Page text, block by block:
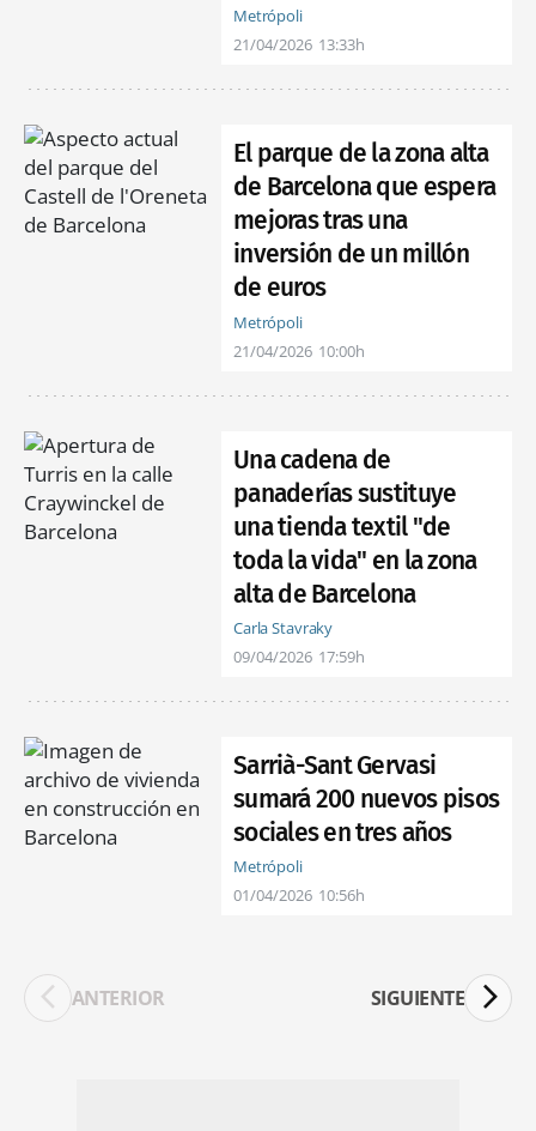
Metrópoli
21/04/2026 13:33h
El parque de la zona alta
de Barcelona que espera
mejoras tras una
inversión de un millón
de euros
Metrópoli
21/04/2026 10:00h
Una cadena de
panaderías sustituye
una tienda textil "de
toda la vida" en la zona
alta de Barcelona
Carla Stavraky
09/04/2026 17:59h
Sarrià-Sant Gervasi
sumará 200 nuevos pisos
sociales en tres años
Metrópoli
01/04/2026 10:56h
ANTERIOR SIGUIENTE